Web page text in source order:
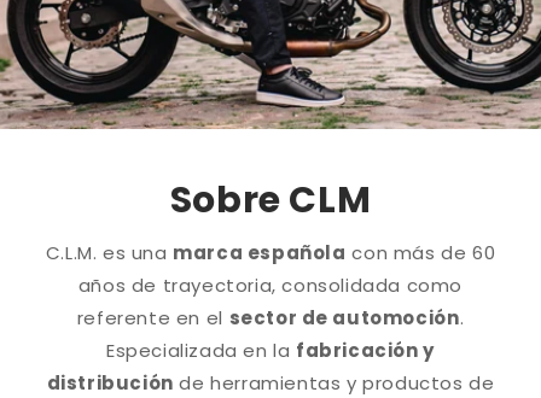
Sobre CLM
C.L.M. es una marca española con más de 60
años de trayectoria, consolidada como
referente en el sector de automoción.
Especializada en la fabricación y
distribución de herramientas y productos de